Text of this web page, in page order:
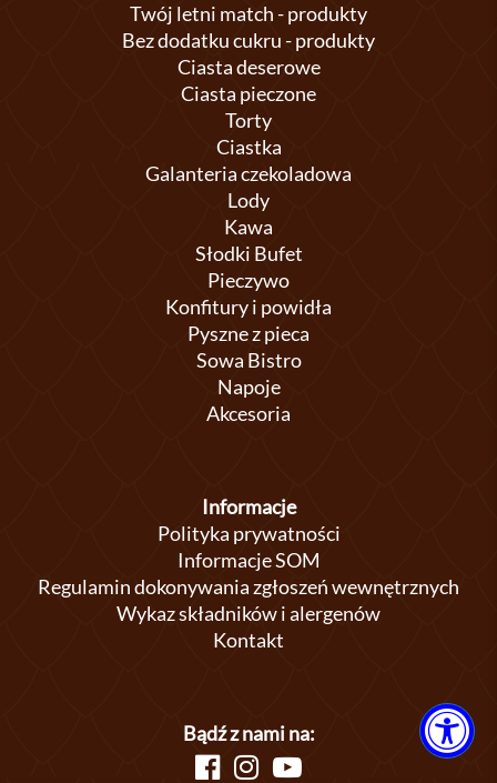
Twój letni match - produkty
Bez dodatku cukru - produkty
Ciasta deserowe
Ciasta pieczone
Torty
Ciastka
Galanteria czekoladowa
Lody
Kawa
Słodki Bufet
Pieczywo
Konfitury i powidła
Pyszne z pieca
Sowa Bistro
Napoje
Akcesoria
Informacje
Polityka prywatności
Informacje SOM
Regulamin dokonywania zgłoszeń wewnętrznych
Wykaz składników i alergenów
Kontakt
Bądź z nami na: